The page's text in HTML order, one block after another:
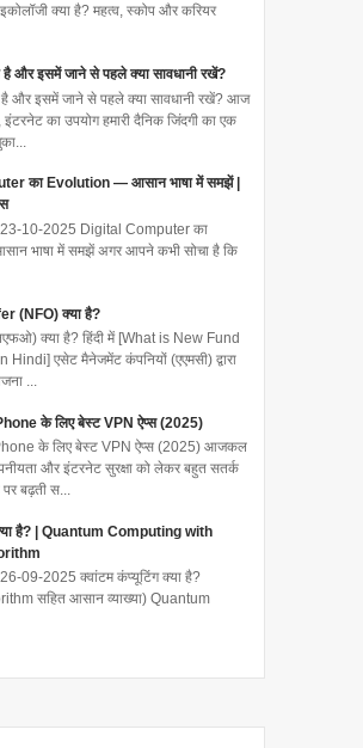
क्या है? महत्व, स्कोप और करियर
और इसमें जाने से पहले क्या सावधानी रखें?
और इसमें जाने से पहले क्या सावधानी रखें? आज
का उपयोग हमारी दैनिक जिंदगी का एक
का Evolution — आसान भाषा में समझें |
10-2025 Digital Computer का
भाषा में समझें अगर आपने कभी सोचा है कि
(NFO) क्या है?
क्या है? हिंदी में [What is New Fund
एसेट मैनेजमेंट कंपनियों (एएमसी) द्वारा
...
के लिए बेस्ट VPN ऐप्स (2025)
के लिए बेस्ट VPN ऐप्स (2025) आजकल
और इंटरनेट सुरक्षा को लेकर बहुत सतर्क
बढ़ती स...
है? | Quantum Computing with
09-2025 क्वांटम कंप्यूटिंग क्या है?
सहित आसान व्याख्या) Quantum